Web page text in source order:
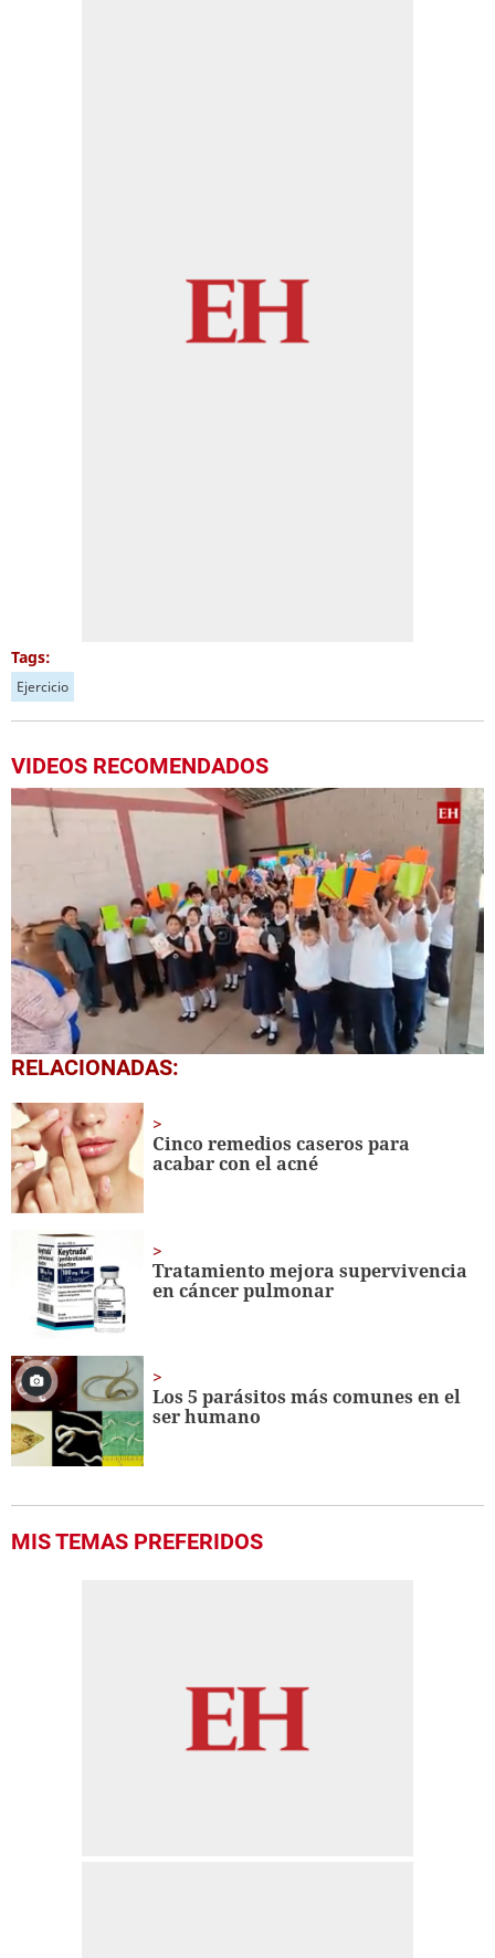
Tags:
Ejercicio
VIDEOS RECOMENDADOS
0
seconds
1
minute,
56
seconds
RELACIONADAS:
Cinco remedios caseros para
acabar con el acné
Tratamiento mejora supervivencia
en cáncer pulmonar
Los 5 parásitos más comunes en el
ser humano
MIS TEMAS PREFERIDOS